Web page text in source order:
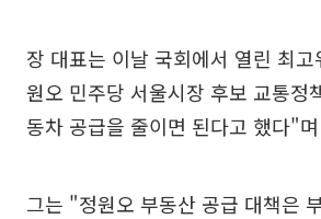
장 대표는 이날 국회에서 열린 최
원오 민주당 서울시장 후보 교통정
동차 공급을 줄이면 된다고 했다"
그는 "정원오 부동산 공급 대책은